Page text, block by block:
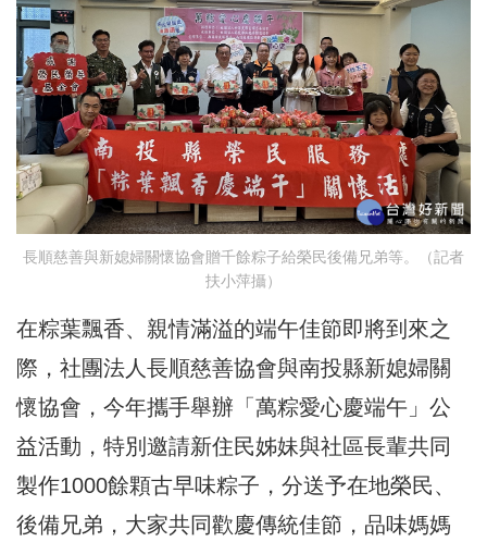
長順慈善與新媳婦關懷協會贈千餘粽子給榮民後備兄弟等。（記者
扶小萍攝）
在粽葉飄香、親情滿溢的端午佳節即將到來之
際，社團法人長順慈善協會與南投縣新媳婦關
懷協會，今年攜手舉辦「萬粽愛心慶端午」公
益活動，特別邀請新住民姊妹與社區長輩共同
製作1000餘顆古早味粽子，分送予在地榮民、
後備兄弟，大家共同歡慶傳統佳節，品味媽媽